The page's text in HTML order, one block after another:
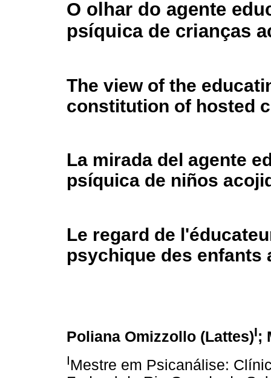
O olhar do agente
psíquica de crianças
The view of the
constitution of hosted
La mirada del agente
psíquica de niños
Le regard de
psychique des enfants
Poliana Omizzollo (Lattes)I;
IMestre em Psicanálise: